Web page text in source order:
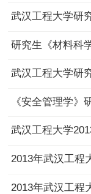
研究生《材料科
武汉工程大学研
《安全管理学》
武汉工程大学
2013年武汉工程
2013年武汉工程